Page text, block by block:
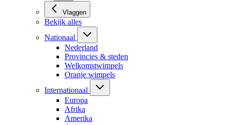
Vlaggen
Bekijk alles
Nationaal
Nederland
Provincies & steden
Welkomstwimpels
Oranje wimpels
Internationaal
Europa
Afrika
Amerika